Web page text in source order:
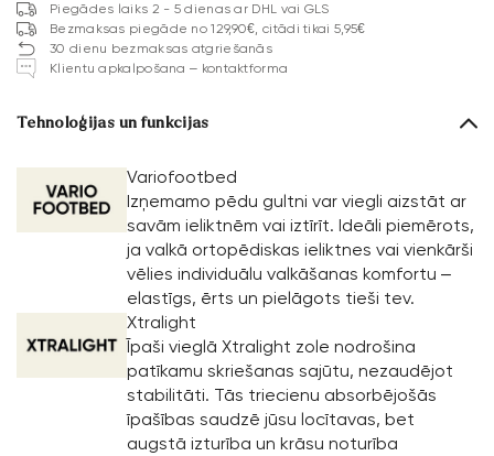
Piegādes laiks 2 - 5 dienas ar DHL vai GLS
Bezmaksas piegāde no 129,90€, citādi tikai 5,95€
30 dienu bezmaksas atgriešanās
Klientu apkalpošana – kontaktforma
Tehnoloģijas un funkcijas
Variofootbed
Izņemamo pēdu gultni var viegli aizstāt ar
savām ieliktnēm vai iztīrīt. Ideāli piemērots,
ja valkā ortopēdiskas ieliktnes vai vienkārši
vēlies individuālu valkāšanas komfortu –
elastīgs, ērts un pielāgots tieši tev.
Xtralight
Īpaši vieglā Xtralight zole nodrošina
patīkamu skriešanas sajūtu, nezaudējot
stabilitāti. Tās triecienu absorbējošās
īpašības saudzē jūsu locītavas, bet
augstā izturība un krāsu noturība